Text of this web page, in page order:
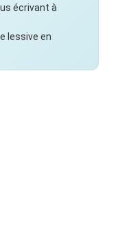
écrivant à
lessive en